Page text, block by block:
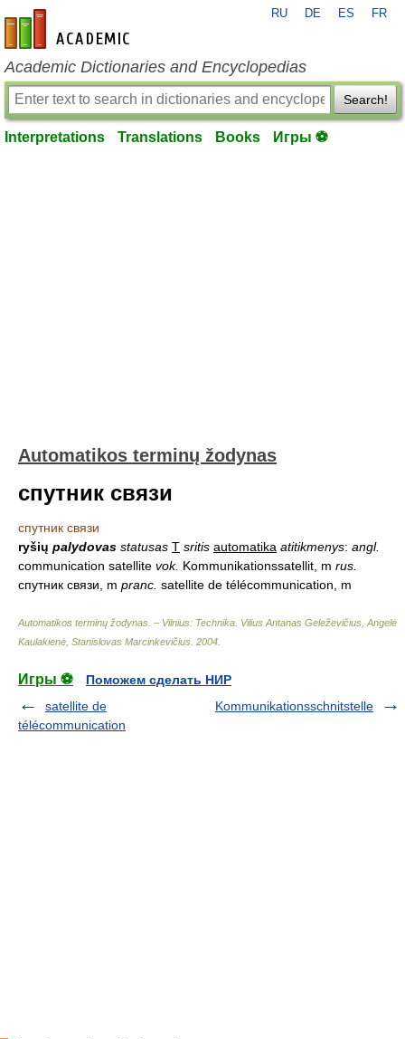
en-academic.com
RU DE ES FR
Academic Dictionaries and Encyclopedias
Search!
Interpretations Translations Books Игры ⚽
Automatikos terminų žodynas
спутник связи
спутник связи
ryšių palydovas statusas T sritis automatika atitikmenys: angl.
communication satellite vok. Kommunikationssatellit, m rus.
спутник связи, m pranc. satellite de télécommunication, m
Automatikos terminų žodynas. – Vilnius: Technika Vilius Antanas Geleževičius, Angelė
Kaulakienė, Stanislovas Marcinkevičius 2004
Игры ⚽
Поможем сделать НИР
satellite de
télécommunication
Kommunikationsschnitstelle